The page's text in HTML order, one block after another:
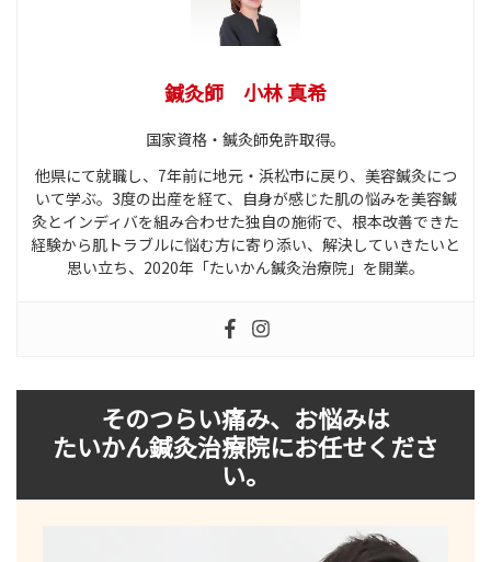
鍼灸師 小林 真希
国家資格・鍼灸師免許取得。
他県にて就職し、7年前に地元・浜松市に戻り、美容鍼灸につ
いて学ぶ。3度の出産を経て、自身が感じた肌の悩みを美容鍼
灸とインディバを組み合わせた独自の施術で、根本改善できた
経験から肌トラブルに悩む方に寄り添い、解決していきたいと
思い立ち、2020年「たいかん鍼灸治療院」を開業。
そのつらい痛み、お悩みは
たいかん鍼灸治療院にお任せくださ
い。